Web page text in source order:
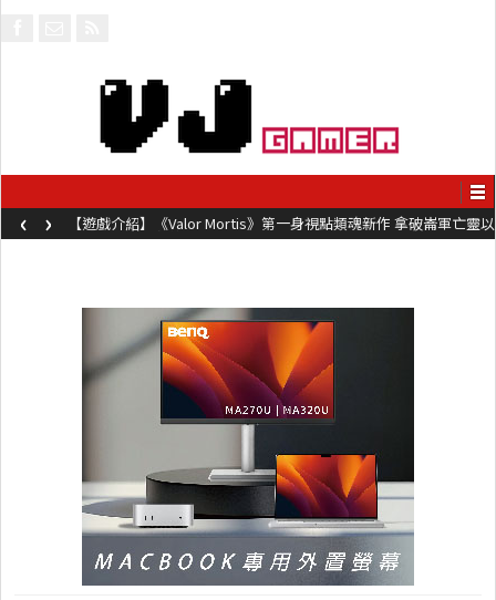
【遊戲介紹】《Valor Mortis》第一身視點類魂新作 拿破崙軍亡靈以
槍械劍與魔法殺敵
‹ ›